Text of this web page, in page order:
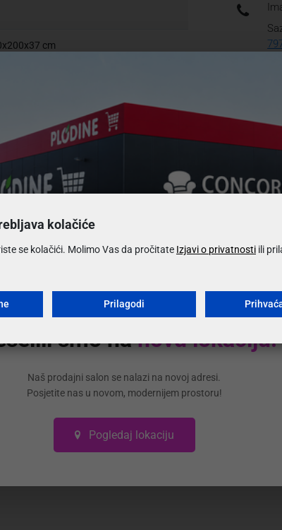
cm
Česta
Koje
Koliko
Koji su
Mogu
Može
smo nanovu lokaciju!
Naš prodajni salon se nalazi na novoj adresi.
Posjetite nas u novom, modernijem prostoru!
Pogledaj lokaciju
kolačiće
se kolačići. Molimo Vas da pročitate Izjavi o privatnosti ili
Prilagodi